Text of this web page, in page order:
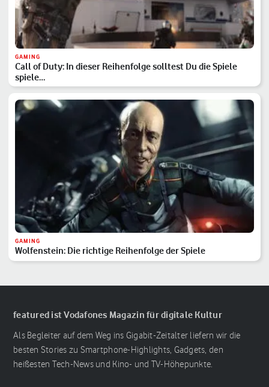
GAMING
Call of Duty: In dieser Reihenfolge solltest Du die Spiele
spiele…
GAMING
Wolfenstein: Die richtige Reihenfolge der Spiele
featured ist Vodafones Magazin für digitale Kultur
Als Begleiter auf dem Weg ins Gigabit-Zeitalter liefern wir die
besten Stories zu Smartphone-Highlights, Gadgets, den
heißesten Tech-News und Kino- und TV-Höhepunkte.